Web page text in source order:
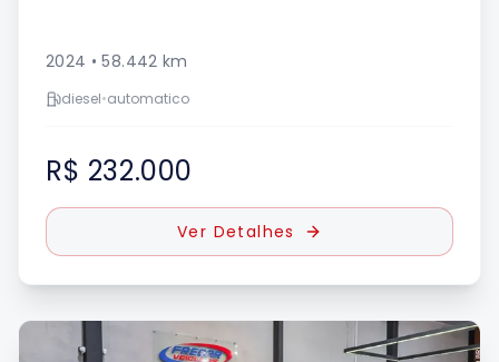
2024 •58.442 km
diesel•automatico
R$ 232.000
Ver Detalhes